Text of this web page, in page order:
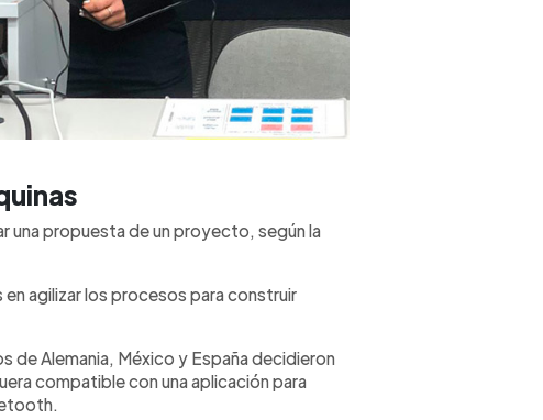
una propuesta de un proyecto, según la
agilizar los procesos para construir
de Alemania, México y España decidieron
compatible con una aplicación para